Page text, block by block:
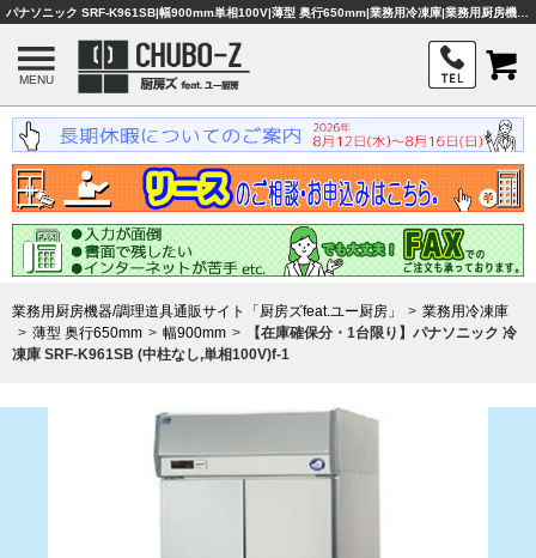
MENU
業務用厨房機器/調理道具通販サイト「厨房ズfeat.ユー厨房」
業務用冷凍庫
薄型 奥行650mm
幅900mm
【在庫確保分・1台限り】パナソニック 冷
凍庫 SRF-K961SB (中柱なし,単相100V)f-1